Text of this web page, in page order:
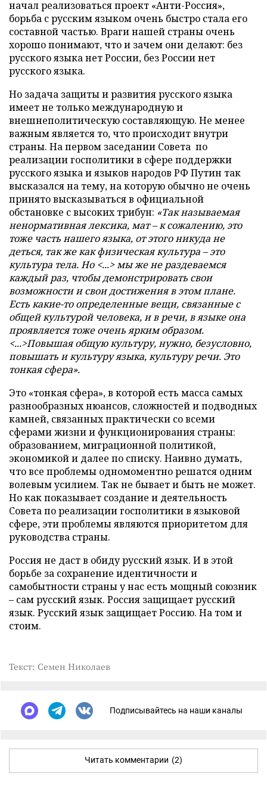
начал реализоваться проект «Анти-Россия»,
борьба с русским языком очень быстро стала его
составной частью. Враги нашей страны очень
хорошо понимают, что и зачем они делают: без
русского языка нет России, без России нет
русского языка.
Но задача защиты и развития русского языка
имеет не только международную и
внешнеполитическую составляющую. Не менее
важным является то, что происходит внутри
страны. На первом заседании Совета по
реализации госполитики в сфере поддержки
русского языка и языков народов РФ Путин так
высказался на тему, на которую обычно не очень
принято высказываться в официальной
обстановке с высоких трибун: «Так называемая
ненормативная лексика, мат – к сожалению, это
тоже часть нашего языка, от этого никуда не
деться, так же как физическая культура – это
культура тела. Но <...> мы же не раздеваемся
каждый раз, чтобы демонстрировать свои
возможности и свои достижения в этом плане.
Есть какие-то определенные вещи, связанные с
общей культурой человека, и в речи, в языке она
проявляется тоже очень ярким образом.
<...>Повышая общую культуру, нужно, безусловно,
повышать и культуру языка, культуру речи. Это
тонкая сфера».
Это «тонкая сфера», в которой есть масса самых
разнообразных нюансов, сложностей и подводных
камней, связанных практически со всеми
сферами жизни и функционирования страны:
образованием, миграционной политикой,
экономикой и далее по списку. Наивно думать,
что все проблемы одномоментно решатся одним
волевым усилием. Так не бывает и быть не может.
Но как показывает создание и деятельность
Совета по реализации госполитики в языковой
сфере, эти проблемы являются приоритетом для
руководства страны.
Россия не даст в обиду русский язык. И в этой
борьбе за сохранение идентичности и
самобытности страны у нас есть мощный союзник
– сам русский язык. Россия защищает русский
язык. Русский язык защищает Россию. На том и
стоим.
Текст: Семен Николаев
Подписывайтесь на наши каналы
Читать комментарии (2)